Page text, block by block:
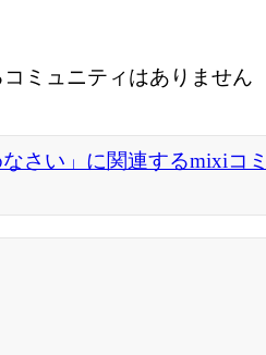
コミュニティはありません
なさい」に関連するmixiコ